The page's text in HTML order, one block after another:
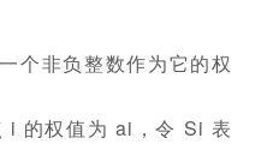
个非负整数作为它的权
的权值为 ai，令 Si 表